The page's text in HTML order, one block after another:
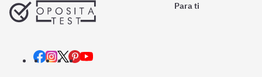
Para ti